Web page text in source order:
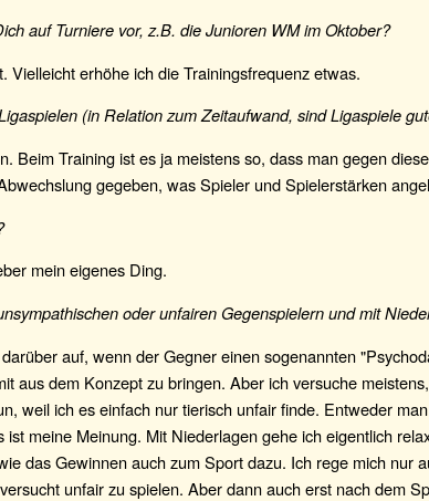
auf Turniere vor, z.B. die Junioren WM im Oktober?
Vielleicht erhöhe ich die Trainingsfrequenz etwas.
(in Relation zum Zeitaufwand, sind Ligaspiele
Beim Training ist es ja meistens so, dass man gegen
gegeben, was Spieler und Spielerstärken
mein eigenes Ding.
oder unfairen Gegenspielern und mit
auf, wenn der Gegner einen sogenannten
aus dem Konzept zu bringen. Aber ich versuche
weil ich es einfach nur tierisch unfair finde. Entweder
ist meine Meinung. Mit Niederlagen gehe ich eigentlich
das Gewinnen auch zum Sport dazu. Ich rege mich nur
unfair zu spielen. Aber dann auch erst nach dem